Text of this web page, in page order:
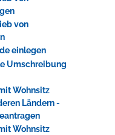
von
einlegen
Umschreibung
Wohnsitz
Ländern -
Wohnsitz